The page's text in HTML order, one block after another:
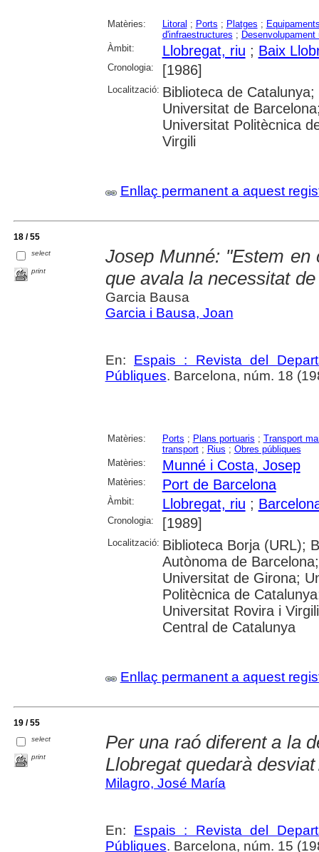
Matèries: Litoral ; Ports ; Platges ;
d'infraestructures ; Desenvolupament
Àmbit:
Llobregat, riu ; Baix
Cronologia: [1986]
Localització: Biblioteca de
Universitat de
Universitat Politècnica
Virgili
Enllaç permanent a aquest
18 / 55
select
print
Josep Munné: "Estem
que avala la necessitat
Garcia Bausa
Garcia i Bausa, Joan
En: Espais : Revista del
Públiques. Barcelona, núm. 18
Matèries: Ports ; Plans portuaris ; Transport
transport; Rius ; Obres públiques
Matèries:
Munné i Costa, Josep
Matèries: Port de Barcelona
Àmbit: Llobregat, riu ;
Cronologia: [1989]
Localització: Biblioteca Borja (URL);
Autònoma de
Universitat de Girona;
Politècnica de
Universitat Rovira i
Central de Catalunya
Enllaç permanent a aquest
19 / 55
select
print
Per una raó diferent a la
Llobregat quedarà desviat
Milagro, José María
En: Espais : Revista del
Públiques. Barcelona, núm. 15